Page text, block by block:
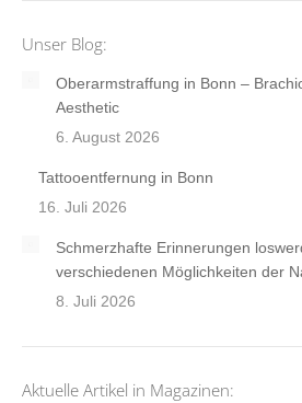
Unser Blog:
Oberarmstraffung in Bonn –
Aesthetic
6. August 2026
Tattooentfernung in Bonn
16. Juli 2026
Schmerzhafte Erinnerungen
verschiedenen Möglichkeiten der
8. Juli 2026
Aktuelle Artikel in Magazinen: